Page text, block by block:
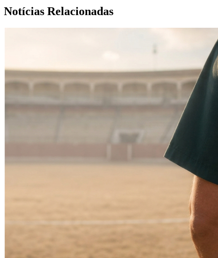
Notícias Relacionadas